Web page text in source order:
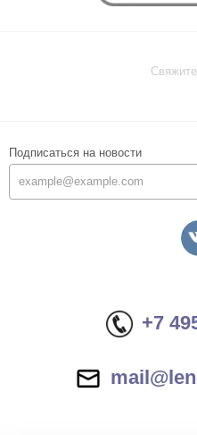
Подписаться на новости
+7